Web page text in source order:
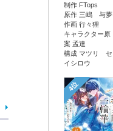
制作 FTops
原作 三嶋 与夢
作画 行々狸
キャラクター原
案 孟達
構成 マツリ セ
イシロウ
4位